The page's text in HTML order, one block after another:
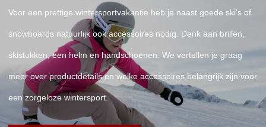
Voor een prettige wintersportvakantie heb je naast goede ski’s of
snowboards natuurlijk ook accessoires nodig. Denk aan brillen,
skistokken, een helm en handschoenen. We vertellen je graag
meer over productdetails en welke accessoires belangrijk zijn voor
een zorgeloze wintersport.